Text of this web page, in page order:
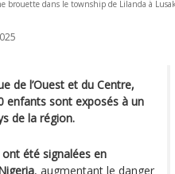
brouette dans le township de Lilanda à
de l’Ouest et du Centre,
enfants sont exposés à un
de la région.
été signalées en
, augmentant le danger